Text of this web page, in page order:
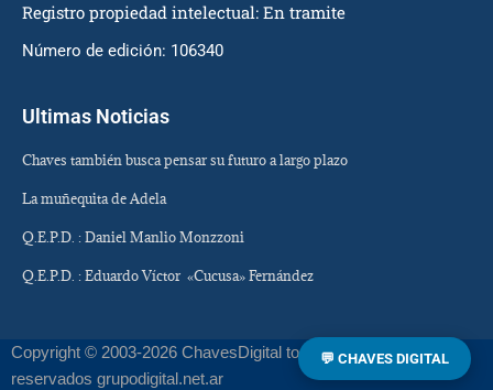
Registro propiedad intelectual: En tramite
Número de edición: 106340
Ultimas Noticias
Chaves también busca pensar su futuro a largo plazo
La muñequita de Adela
Q.E.P.D. : Daniel Manlio Monzzoni
Q.E.P.D. : Eduardo Víctor «Cucusa» Fernández
Copyright © 2003-2026 ChavesDigital todos los derechos
reservados grupodigital.net.ar
💬 CHAVES DIGITAL